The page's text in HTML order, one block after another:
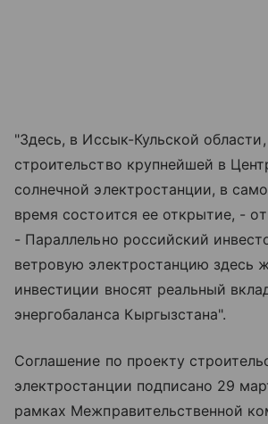
"Здесь, в Иссык-Кульской
строительство крупнейшей в
солнечной электростанции, в
время состоится ее открытие, -
- Параллельно российский
ветровую электростанцию здесь
инвестиции вносят реальный
энергобаланса Кыргызстана".
Соглашение по проекту
электростанции подписано 29
рамках Межправительственной